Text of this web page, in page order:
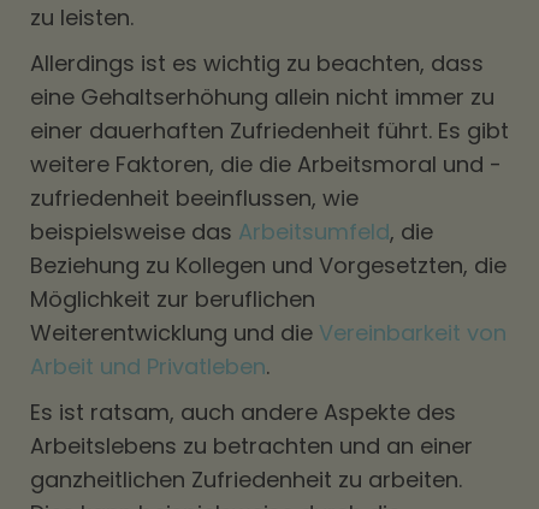
zu leisten.
Allerdings ist es wichtig zu beachten, dass
eine Gehaltserhöhung allein nicht immer zu
einer dauerhaften Zufriedenheit führt. Es gibt
weitere Faktoren, die die Arbeitsmoral und -
zufriedenheit beeinflussen, wie
beispielsweise das Arbeitsumfeld, die
Beziehung zu Kollegen und Vorgesetzten, die
Möglichkeit zur beruflichen
Weiterentwicklung und die Vereinbarkeit von
Arbeit und Privatleben.
Es ist ratsam, auch andere Aspekte des
Arbeitslebens zu betrachten und an einer
ganzheitlichen Zufriedenheit zu arbeiten.